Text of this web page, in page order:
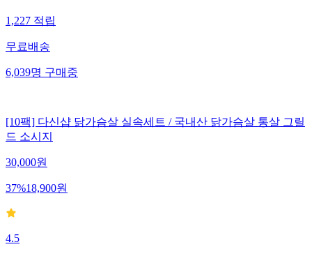
1,227적립
무료배송
6,039명구매중
[10팩] 다신샵 닭가슴살 실속세트 / 국내산 닭가슴살 통살 그릴
드 소시지
30,000원
37%18,900원
4.5